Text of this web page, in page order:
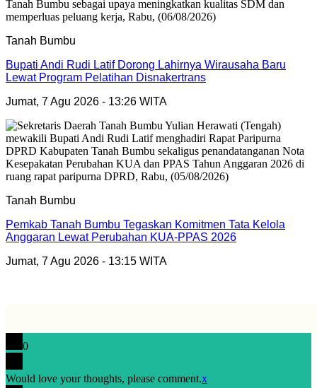
Tanah Bumbu
Bupati Andi Rudi Latif Dorong Lahirnya Wirausaha Baru
Lewat Program Pelatihan Disnakertrans
Jumat, 7 Agu 2026 - 13:26 WITA
Tanah Bumbu
Pemkab Tanah Bumbu Tegaskan Komitmen Tata Kelola
Anggaran Lewat Perubahan KUA-PPAS 2026
Jumat, 7 Agu 2026 - 13:15 WITA
0
Would love your thoughts, please comment.x